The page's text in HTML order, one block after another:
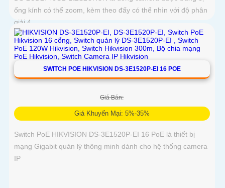
ống kính có thể zoom, kèm theo đấy có thể nhìn với độ phân
giải 4
SWITCH POE HIKVISION DS-3E1520P-EI 16 POE
Giá Bán:
Giá Khuyến Mại: 5%-35%
Switch PoE HIKVISION DS-3E1520P-EI 16 PoE là thiết bị
mạng Gigabit quản lý thông minh dành cho hệ thống camera
IP